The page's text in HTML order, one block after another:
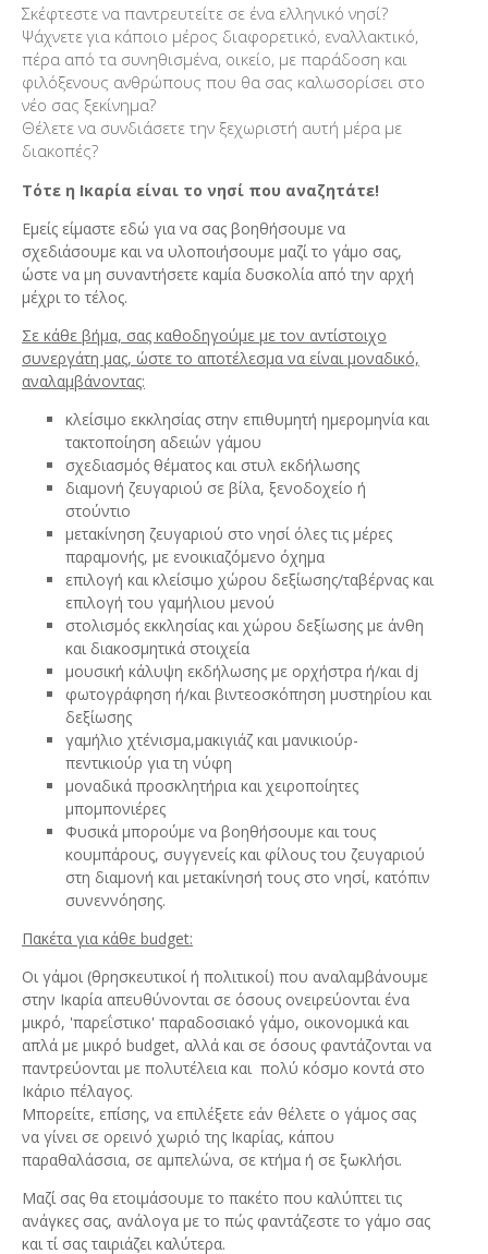
Σκέφτεστε να παντρευτείτε σε ένα ελληνικό νησί?
Ψάχνετε για κάποιο μέρος διαφορετικό, εναλλακτικό,
πέρα από τα συνηθισμένα, οικείο, με παράδοση και
φιλόξενους ανθρώπους που θα σας καλωσορίσει στο
νέο σας ξεκίνημα?
Θέλετε να συνδιάσετε την ξεχωριστή αυτή μέρα με
διακοπές?
Τότε η Ικαρία είναι το νησί που αναζητάτε!
Εμείς είμαστε εδώ για να σας βοηθήσουμε να
σχεδιάσουμε και να υλοποιήσουμε μαζί το γάμο σας,
ώστε να μη συναντήσετε καμία δυσκολία από την αρχή
μέχρι το τέλος.
Σε κάθε βήμα, σας καθοδηγούμε με τον αντίστοιχο
συνεργάτη μας, ώστε το αποτέλεσμα να είναι μοναδικό,
αναλαμβάνοντας:
κλείσιμο εκκλησίας στην επιθυμητή ημερομηνία και
τακτοποίηση αδειών γάμου
σχεδιασμός θέματος και στυλ εκδήλωσης
διαμονή ζευγαριού σε βίλα, ξενοδοχείο ή
στούντιο
μετακίνηση ζευγαριού στο νησί όλες τις μέρες
παραμονής, με ενοικιαζόμενο όχημα
επιλογή και κλείσιμο χώρου δεξίωσης/ταβέρνας και
επιλογή του γαμήλιου μενού
στολισμός εκκλησίας και χώρου δεξίωσης με άνθη
και διακοσμητικά στοιχεία
μουσική κάλυψη εκδήλωσης με ορχήστρα ή/και dj
φωτογράφηση ή/και βιντεοσκόπηση μυστηρίου και
δεξίωσης
γαμήλιο χτένισμα,μακιγιάζ και μανικιούρ-
πεντικιούρ για τη νύφη
μοναδικά προσκλητήρια και χειροποίητες
μπομπονιέρες
Φυσικά μπορούμε να βοηθήσουμε και τους
κουμπάρους, συγγενείς και φίλους του ζευγαριού
στη διαμονή και μετακίνησή τους στο νησί, κατόπιν
συνεννόησης.
Πακέτα για κάθε budget:
Οι γάμοι (θρησκευτικοί ή πολιτικοί) που αναλαμβάνουμε
στην Ικαρία απευθύνονται σε όσους ονειρεύονται ένα
μικρό, 'παρεΐστικο' παραδοσιακό γάμο, οικονομικά και
απλά με μικρό budget, αλλά και σε όσους φαντάζονται να
παντρεύονται με πολυτέλεια και πολύ κόσμο κοντά στο
Ικάριο πέλαγος.
Μπορείτε, επίσης, να επιλέξετε εάν θέλετε ο γάμος σας
να γίνει σε ορεινό χωριό της Ικαρίας, κάπου
παραθαλάσσια, σε αμπελώνα, σε κτήμα ή σε ξωκλήσι.
Μαζί σας θα ετοιμάσουμε το πακέτο που καλύπτει τις
ανάγκες σας, ανάλογα με το πώς φαντάζεστε το γάμο σας
και τί σας ταιριάζει καλύτερα.